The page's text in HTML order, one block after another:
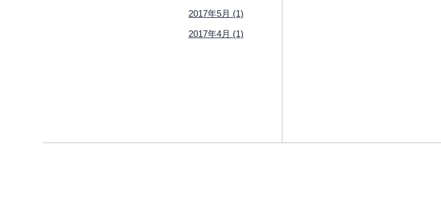
2017年5月 (1)
2017年4月 (1)